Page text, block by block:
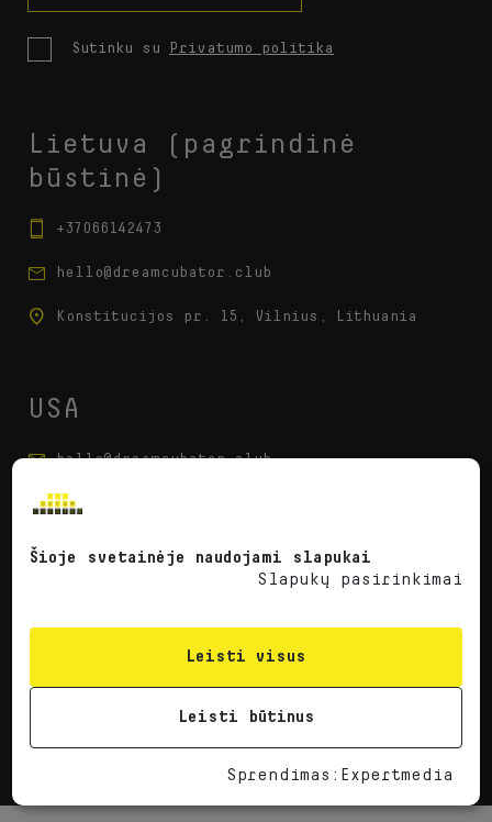
Sutinku su Privatumo politika
Lietuva (pagrindinė
būstinė)
+37066142473
hello@dreamcubator.club
Konstitucijos pr. 15, Vilnius, Lithuania
USA
hello@dreamcubator.club
1740 Elders Mill Rd Senoia GA30276
Paslaugos Privatumo politika
Straipsniai
Sekite mus
Šioje svetainėje naudojami slapukai
Slapukų pasirinkimai
Leisti būtinus
Leisti visus
Sprendimas : Expertmedia